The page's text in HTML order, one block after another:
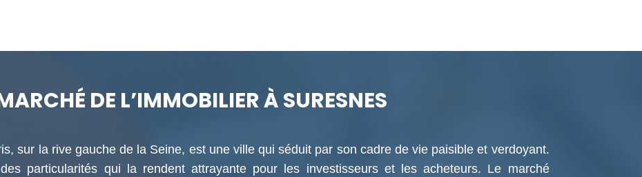
DE L’IMMOBILIER À SURESNES
sur la rive gauche de la Seine, est une ville qui séduit par son cadre de vie paisible et verdoyant.
particularités qui la rendent attrayante pour les investisseurs et les acheteurs. Le marché